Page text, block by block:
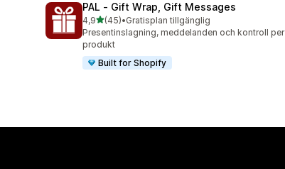
PAL ‑ Gift Wrap, Gift Messages
4,9av 5 stjärnor
(45)
45 recensioner totalt
•Gratisplan tillgänglig
Presentinslagning, meddelanden och kontroll per
produkt
Built for Shopify